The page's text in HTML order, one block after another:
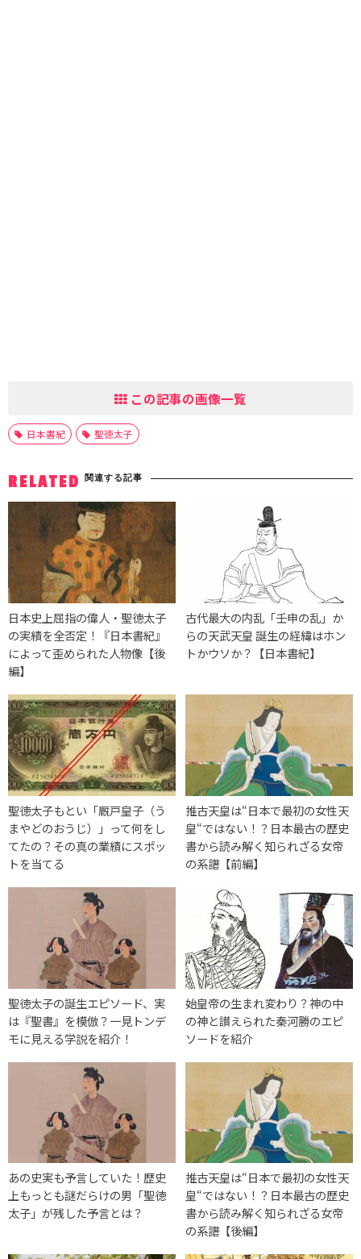
この記事の画像一覧
日本書紀 聖徳太子
RELATED 関連する記事
日本史上屈指の偉人・聖徳太子
の実績を全否定！『日本書紀』
によって歪められた人物像【後
編】
古代最大の内乱「壬申の乱」か
らの天武天皇 誕生の経緯はホン
トかウソか？【日本書紀】
聖徳太子もとい「厩戸皇子（う
まやどのおうじ）」って何をし
てたの？その真の業績にスポッ
トを当てる
推古天皇は“日本で最初の女性天
皇“ではない！？日本最古の歴史
書から読み解く知られざる女帝
の系譜【前編】
聖徳太子の誕生エピソード、実
は『聖書』を模倣？一見トンデ
モに見える学説を紹介！
始皇帝の生まれ変わり？神の中
の神と讃えられた秦河勝のエピ
ソードを紹介
あの史実も予言していた！歴史
上もっとも謎だらけの男「聖徳
太子」が残した予言とは？
推古天皇は“日本で最初の女性天
皇“ではない！？日本最古の歴史
書から読み解く知られざる女帝
の系譜【後編】